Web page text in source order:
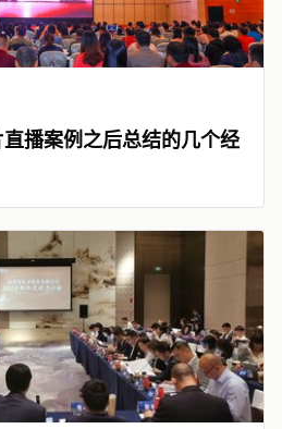
播案例之后总结的几个经